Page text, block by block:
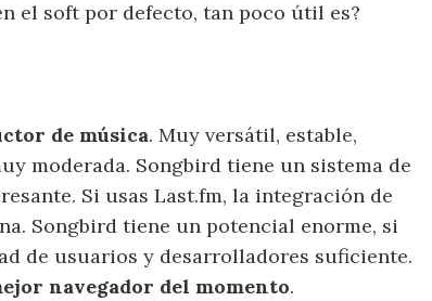
el soft por defecto, tan poco útil es?
de música. Muy versátil, estable,
moderada. Songbird tiene un sistema de
Si usas Last.fm, la integración de
Songbird tiene un potencial enorme, si
de usuarios y desarrolladores suficiente.
navegador del momento.